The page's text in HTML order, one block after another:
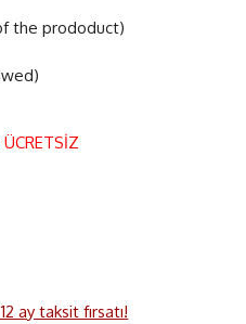
the prododuct)
ay taksit fırsatı!